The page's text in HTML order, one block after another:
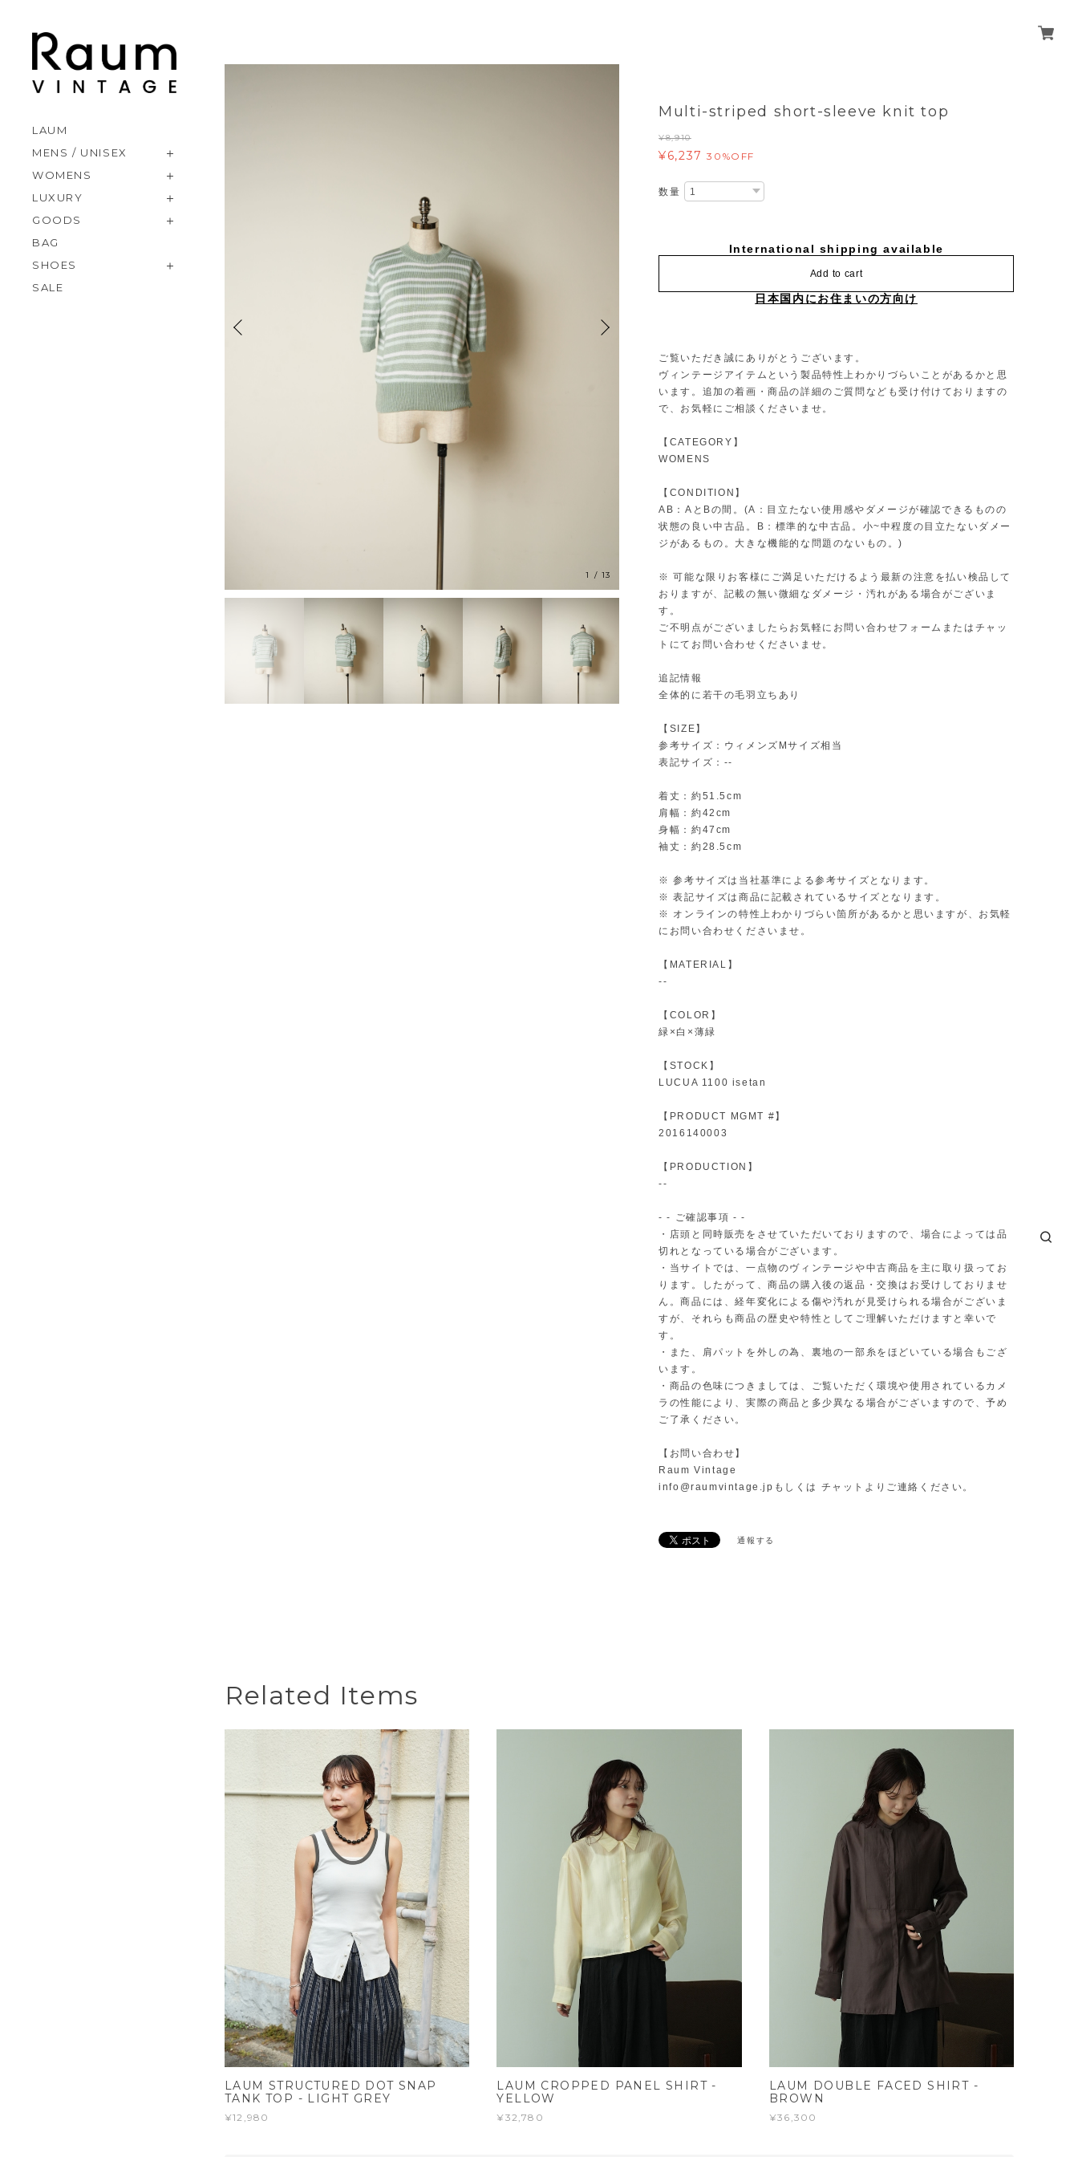
LAUM
MENS / UNISEX
WOMENS
LUXURY
GOODS
BAG
SHOES
SALE
1 / 13
Multi-striped short-sleeve knit top
¥8,910
¥6,237 30%OFF
数量
International shipping available
Add to cart
日本国内にお住まいの方向け
ご覧いただき誠にありがとうございます。
ヴィンテージアイテムという製品特性上わかりづらいことがあるかと思
います。追加の着画・商品の詳細のご質問なども受け付けておりますの
で、お気軽にご相談くださいませ。
【CATEGORY】
WOMENS
【CONDITION】
AB：AとBの間。(A：目立たない使用感やダメージが確認できるものの
状態の良い中古品。B：標準的な中古品。小~中程度の目立たないダメー
ジがあるもの。大きな機能的な問題のないもの。)
※ 可能な限りお客様にご満足いただけるよう最新の注意を払い検品して
おりますが、記載の無い微細なダメージ・汚れがある場合がございま
す。
ご不明点がございましたらお気軽にお問い合わせフォームまたはチャッ
トにてお問い合わせくださいませ。
追記情報
全体的に若干の毛羽立ちあり
【SIZE】
参考サイズ：ウィメンズMサイズ相当
表記サイズ：--
着丈：約51.5cm
肩幅：約42cm
身幅：約47cm
袖丈：約28.5cm
※ 参考サイズは当社基準による参考サイズとなります。
※ 表記サイズは商品に記載されているサイズとなります。
※ オンラインの特性上わかりづらい箇所があるかと思いますが、お気軽
にお問い合わせくださいませ。
【MATERIAL】
--
【COLOR】
緑×白×薄緑
【STOCK】
LUCUA 1100 isetan
【PRODUCT MGMT #】
2016140003
【PRODUCTION】
--
- - ご確認事項 - -
・店頭と同時販売をさせていただいておりますので、場合によっては品
切れとなっている場合がございます。
・当サイトでは、一点物のヴィンテージや中古商品を主に取り扱ってお
ります。したがって、商品の購入後の返品・交換はお受けしておりませ
ん。商品には、経年変化による傷や汚れが見受けられる場合がございま
すが、それらも商品の歴史や特性としてご理解いただけますと幸いで
す。
・また、肩パットを外しの為、裏地の一部糸をほどいている場合もござ
います。
・商品の色味につきましては、ご覧いただく環境や使用されているカメ
ラの性能により、実際の商品と多少異なる場合がございますので、予め
ご了承ください。
【お問い合わせ】
Raum Vintage
info@raumvintage.jp もしくは チャットよりご連絡ください。
通報する
Related Items
LAUM STRUCTURED DOT SNAP
TANK TOP - LIGHT GREY
¥12,980
LAUM CROPPED PANEL SHIRT -
YELLOW
¥32,780
LAUM DOUBLE FACED SHIRT -
BROWN
¥36,300